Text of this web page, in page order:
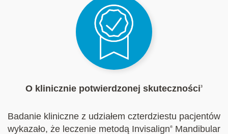
O klinicznie potwierdzonej skuteczności3
Badanie kliniczne z udziałem czterdziestu pacjentów
wykazało, że leczenie metodą Invisalign®
Mandibular